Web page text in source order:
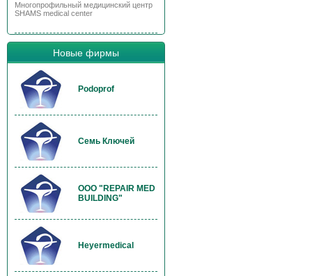
Многопрофильный медицинский центр
SHAMS medical center
Новые фирмы
Podoprof
Семь Ключей
OOO "REPAIR MED
BUILDING"
Heyermedical